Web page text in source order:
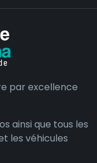
par excellence
ainsi que tous les
les véhicules